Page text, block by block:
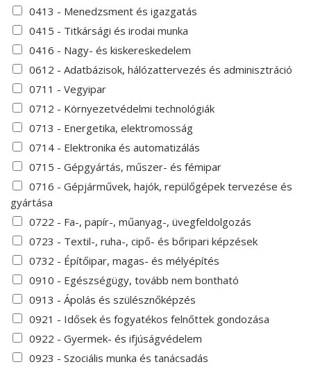
0413 - Menedzsment és igazgatás
0415 - Titkársági és irodai munka
0416 - Nagy- és kiskereskedelem
0612 - Adatbázisok, hálózattervezés és adminisztráció
0711 - Vegyipar
0712 - Környezetvédelmi technológiák
0713 - Energetika, elektromosság
0714 - Elektronika és automatizálás
0715 - Gépgyártás, műszer- és fémipar
0716 - Gépjárművek, hajók, repülőgépek tervezése és
gyártása
0722 - Fa-, papír-, műanyag-, üvegfeldolgozás
0723 - Textil-, ruha-, cipő- és bőripari képzések
0732 - Építőipar, magas- és mélyépítés
0910 - Egészségügy, tovább nem bontható
0913 - Ápolás és szülésznőképzés
0921 - Idősek és fogyatékos felnőttek gondozása
0922 - Gyermek- és ifjúságvédelem
0923 - Szociális munka és tanácsadás